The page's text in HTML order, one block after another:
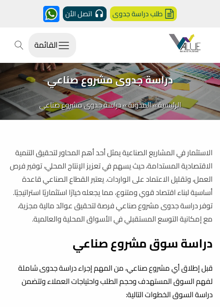
طلب دراسة جدوى اتصل الأن
القائمة
دراسة جدوى مشروع صناعي
الرئيسية»المدونة»دراسة جدوى مشروع صناعي
الاستثمار في المشاريع الصناعية يمثل أحد أهم المحاور لتحقيق التنمية
الاقتصادية المستدامة، حيث يسهم في تعزيز الإنتاج المحلي، توفير فرص
العمل، وتقليل الاعتماد على الواردات. يعتبر القطاع الصناعي قاعدة
أساسية لبناء اقتصاد قوي ومتنوع، مما يجعله خيارًا استثماريًا استراتيجيًا.
توفر دراسة جدوى مشروع صناعي فرصة لتحقيق عوائد مالية مجزية،
مع إمكانية التوسع المستقبلي في الأسواق المحلية والعالمية.
دراسة سوق مشروع صناعي
قبل إطلاق أي مشروع صناعي، من المهم إجراء دراسة جدوى شاملة
لفهم السوق المستهدف وحجم الطلب واحتياجات العملاء وتتضمن
دراسة السوق الخطوات التالية: